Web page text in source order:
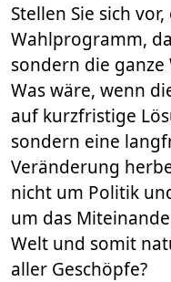
Stellen Sie sich
Wahlprogramm,
sondern die
Was wäre, wenn
auf kurzfristige
sondern eine
Veränderung
nicht um Politik
um das
Welt und somit
aller Geschöpfe?